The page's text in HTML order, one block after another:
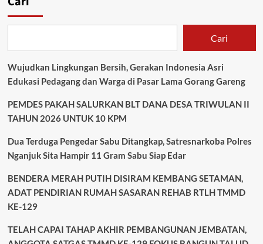
Cari
Wujudkan Lingkungan Bersih, Gerakan Indonesia Asri
Edukasi Pedagang dan Warga di Pasar Lama Gorang Gareng
PEMDES PAKAH SALURKAN BLT DANA DESA TRIWULAN II
TAHUN 2026 UNTUK 10 KPM
Dua Terduga Pengedar Sabu Ditangkap, Satresnarkoba Polres
Nganjuk Sita Hampir 11 Gram Sabu Siap Edar
BENDERA MERAH PUTIH DISIRAM KEMBANG SETAMAN,
ADAT PENDIRIAN RUMAH SASARAN REHAB RTLH TMMD
KE-129
TELAH CAPAI TAHAP AKHIR PEMBANGUNAN JEMBATAN,